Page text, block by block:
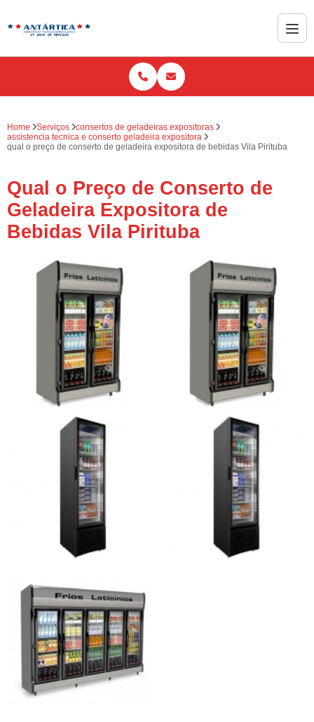
Home Serviços
consertos de geladeiras expositoras
assistencia tecnica e conserto geladeira expositora
qual o preço de conserto de geladeira expositora de bebidas Vila Pirituba
Qual o Preço de Conserto de
Geladeira Expositora de
Bebidas Vila Pirituba